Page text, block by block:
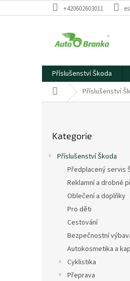
na
+420602603011
Příslušenství Škoda
Domů Příslušenství
kategorie
Kategorie
Příslušenství Škoda
Předplacený servis
Reklamní a drobné
Oblečení a doplňky
Pro děti
Cestování
Bezpečnostní
Autokosmetika a
Cyklistika
Přeprava